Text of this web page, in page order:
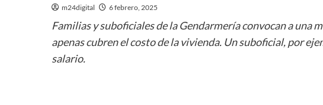
m24digital 6 febrero, 2025
Familias y suboficiales de la Gendarmería convocan a una
apenas cubren el costo de la vivienda. Un suboficial, por
salario.